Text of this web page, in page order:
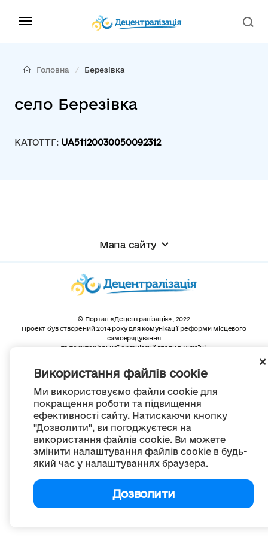
Використання файлів cookie
Ми використовуємо файли cookie для
покращення роботи та підвищення
ефективності сайту. Натискаючи кнопку
"Дозволити", ви погоджуєтеся на
використання файлів cookie. Ви можете
змінити налаштування файлів cookie в будь-
який час у налаштуваннях браузера.
Дозволити
Головна Березівка
село Березівка
КАТОТТГ: UA51120030050092312
Мапа сайту
© Портал «Децентралізація», 2022
Проект був створений 2014 року для комунікації реформи місцевого
самоврядування
та територіальної організації влади в Україні.
Весь контент доступний за ліцензією
Creative Commons Attribution 4.0 International license,
якщо не зазначено інше